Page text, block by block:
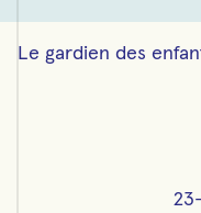
Le gardien des